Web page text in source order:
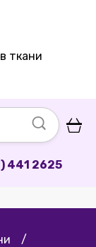
ткани
441 2625
/